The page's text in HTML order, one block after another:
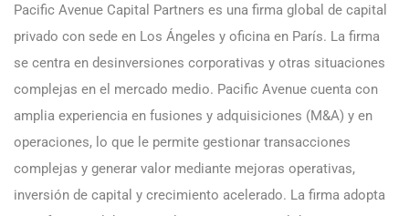
Pacific Avenue Capital Partners es una firma global de capital
privado con sede en Los Ángeles y oficina en París. La firma
se centra en desinversiones corporativas y otras situaciones
complejas en el mercado medio. Pacific Avenue cuenta con
amplia experiencia en fusiones y adquisiciones (M&A) y en
operaciones, lo que le permite gestionar transacciones
complejas y generar valor mediante mejoras operativas,
inversión de capital y crecimiento acelerado. La firma adopta